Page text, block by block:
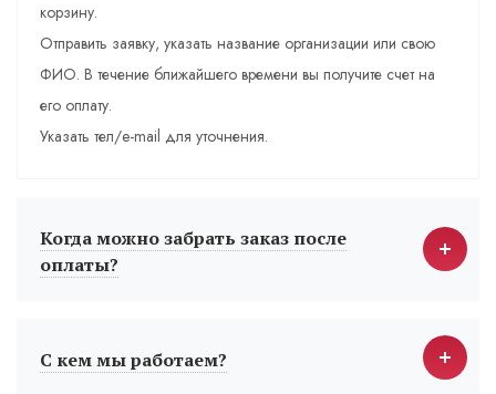
корзину.
Отправить заявку, указать название организации или свою
ФИО. В течение ближайшего времени вы получите счет на
его оплату.
Указать тел/e-mail для уточнения.
Когда можно забрать заказ после
оплаты?
С кем мы работаем?